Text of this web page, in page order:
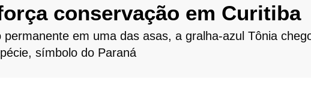
conservação em Curitiba
em uma das asas, a gralha-azul Tônia
símbolo do Paraná